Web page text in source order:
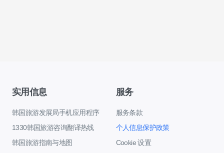
实用信息
韩国旅游发展局手机应用程序
1330韩国旅游咨询翻译热线
韩国旅游指南与地图
服务
服务条款
个人信息保护政策
Cookie 设置